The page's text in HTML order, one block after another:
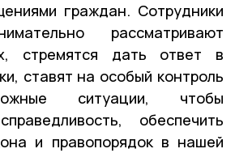
граждан. Сотрудники
рассматривают
стремятся дать ответ в
ставят на особый контроль
ситуации, чтобы
обеспечить
и правопорядок в нашей